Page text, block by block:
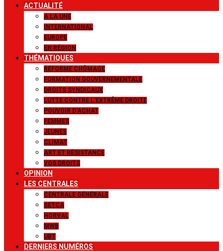
Magazine
ACTUALITÉ
A LA UNE
INTERNATIONAL
EUROPE
EN RÉGION
THÉMATIQUES
RÉFORME CHÔMAGE
FORMATION GOUVERNEMENTALE
DROITS SYNDICAUX
LUTTE CONTRE L’EXTRÊME DROITE
POUVOIR D’ACHAT
FEMMES
JEUNES
CLIMAT
ART ET RÉSISTANCE
VOS DROITS
OPINION
LES CENTRALES
CENTRALE GÉNÉRALE
SETCA
HORVAL
MWB
UBT
DERNIERS NUMÉROS